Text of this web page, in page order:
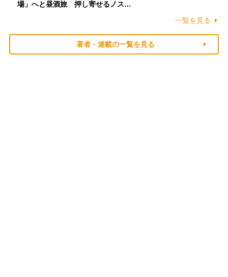
場」へと昼酒旅 押し寄せるノス…
一覧を見る
著者・連載の一覧を見る